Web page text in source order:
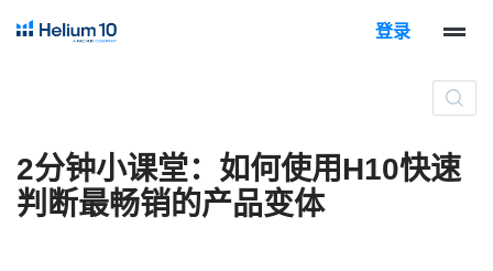
登录
2分钟小课堂：如何使用H10快速
判断最畅销的产品变体